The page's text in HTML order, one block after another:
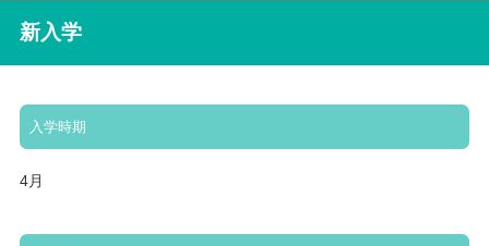
新入学
入学時期
4月